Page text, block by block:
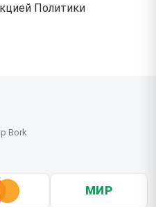
Политики
Bork
МИР